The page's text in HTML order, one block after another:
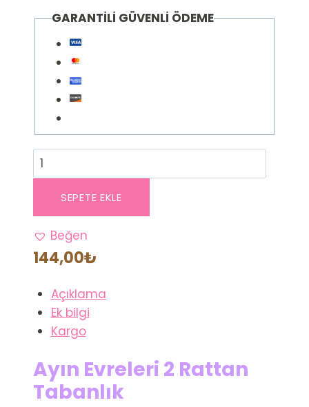
144,00₺
Ayın
Evreleri
Rattan
Tabanlık
adet
SEPETE EKLE
Beğen
GARANTİLİ GÜVENLİ ÖDEME
Açıklama
Ek bilgi
Kargo
Ayın Evreleri 2 Rattan
Tabanlık